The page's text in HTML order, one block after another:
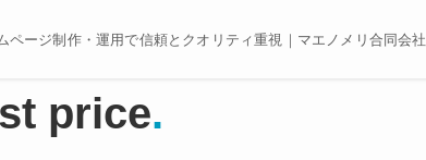
ージ制作・運用で信頼とクオリティ重視｜マエノメリ合同会社
price.